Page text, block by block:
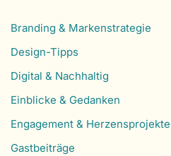
Branding & Markenstrategie
Design-Tipps
Digital & Nachhaltig
Einblicke & Gedanken
Engagement & Herzensprojekte
Gastbeiträge